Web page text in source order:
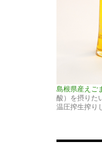
島根県産えご
酸）を摂りた
温圧搾生搾り